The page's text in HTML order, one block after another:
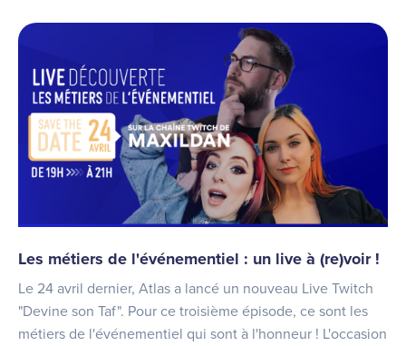
Les métiers de l'événementiel : un live à (re)voir !
Le 24 avril dernier, Atlas a lancé un nouveau Live Twitch
"Devine son Taf". Pour ce troisième épisode, ce sont les
métiers de l'événementiel qui sont à l'honneur ! L'occasion